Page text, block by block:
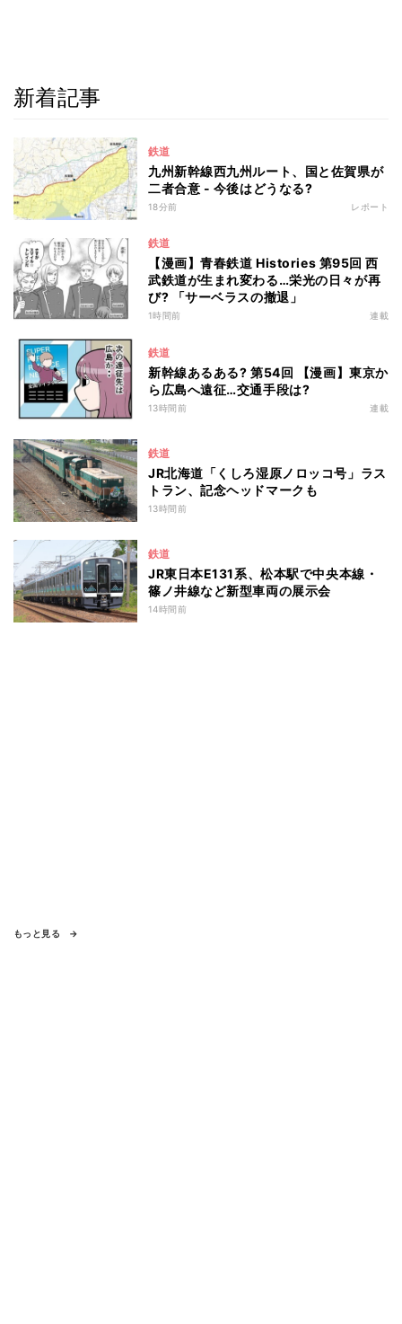
新着記事
鉄道
九州新幹線西九州ルート、国と佐賀県が
二者合意 - 今後はどうなる?
18分前 レポート
鉄道
【漫画】青春鉄道 Histories 第95回 西
武鉄道が生まれ変わる…栄光の日々が再
び? 「サーベラスの撤退」
1時間前 連載
鉄道
新幹線あるある? 第54回 【漫画】東京か
ら広島へ遠征…交通手段は?
13時間前 連載
鉄道
JR北海道「くしろ湿原ノロッコ号」ラス
トラン、記念ヘッドマークも
13時間前
鉄道
JR東日本E131系、松本駅で中央本線・
篠ノ井線など新型車両の展示会
14時間前
もっと見る